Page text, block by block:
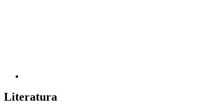
Literatura